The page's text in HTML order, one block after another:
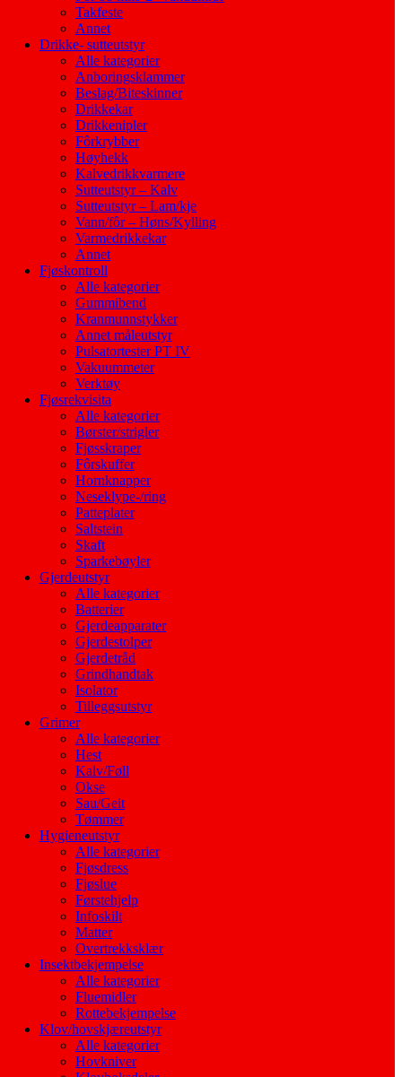
Takfeste
Annet
Drikke- sutteutstyr
Alle kategorier
Anboringsklammer
Beslag/Biteskinner
Drikkekar
Drikkenipler
Fôrkrybber
Høyhekk
Kalvedrikkvarmere
Sutteutstyr – Kalv
Sutteutstyr – Lam/kje
Vann/fôr – Høns/Kylling
Varmedrikkekar
Annet
Fjøskontroll
Alle kategorier
Gummibend
Kranmunnstykker
Annet måleutstyr
Pulsatortester PT IV
Vakuummeter
Verktøy
Fjøsrekvisita
Alle kategorier
Børster/strigler
Fjøsskraper
Fôrskuffer
Hornknapper
Neseklype-/ring
Patteplater
Saltstein
Skaft
Sparkebøyler
Gjerdeutstyr
Alle kategorier
Batterier
Gjerdeapparater
Gjerdestolper
Gjerdetråd
Grindhandtak
Isolator
Tilleggsutstyr
Grimer
Alle kategorier
Hest
Kalv/Føll
Okse
Sau/Geit
Tømmer
Hygieneutstyr
Alle kategorier
Fjøsdress
Fjøslue
Førstehjelp
Infoskilt
Matter
Overtrekksklær
Insektbekjempelse
Alle kategorier
Fluemidler
Rottebekjempelse
Klov/hovskjæreutstyr
Alle kategorier
Hovkniver